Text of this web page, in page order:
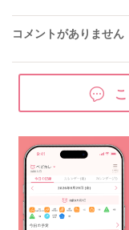
コメントがありません